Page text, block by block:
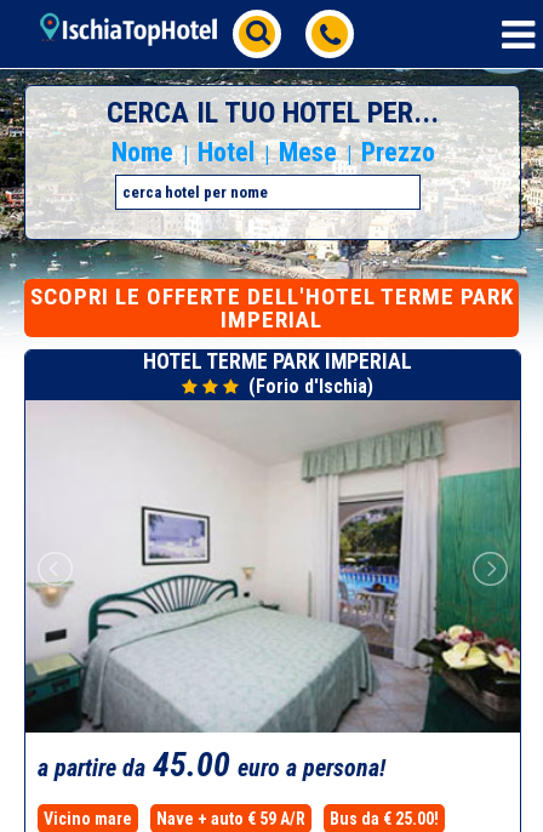
CERCA IL TUO HOTEL PER...
Nome | Hotel | Mese | Prezzo
SCOPRI LE OFFERTE DELL'HOTEL TERME PARK
IMPERIAL
HOTEL TERME PARK IMPERIAL
(Forio d'Ischia)
a partire da 45.00 euro a persona!
Vicino mare Nave + auto € 59 A/R Bus da € 25.00!